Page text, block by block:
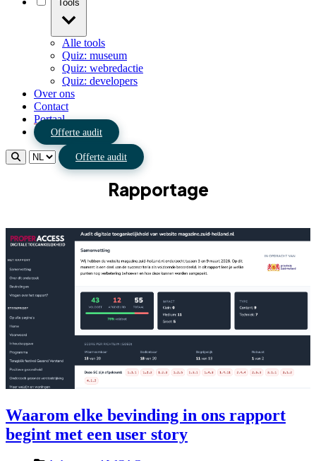
Alle tools
Quiz: museum
Quiz: webredactie
Quiz: developers
Over ons
Contact
Portaal
Offerte audit
Offerte audit
Rapportage
Waarom elke bevinding in ons rapport
begint met een user story